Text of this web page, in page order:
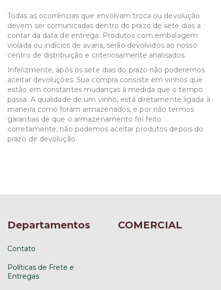
Todas as ocorrências que envolvam troca ou devolução
devem ser comunicadas dentro do prazo de sete dias a
contar da data de entrega. Produtos com embalagem
violada ou indícios de avaria, serão devolvidos ao nosso
centro de distribuição e criteriosamente analisados.
Infelizmente, após os sete dias do prazo não poderemos
aceitar devoluções. Sua compra consiste em vinhos que
estão em constantes mudanças à medida que o tempo
passa. A qualidade de um vinho, está diretamente ligada à
maneira como foram armazenados, e por não termos
garantias de que o armazenamento foi feito
corretamente, não podemos aceitar produtos depois do
prazo de devolução.
Departamentos
Contato
Políticas de Frete e
Entregas
COMERCIAL